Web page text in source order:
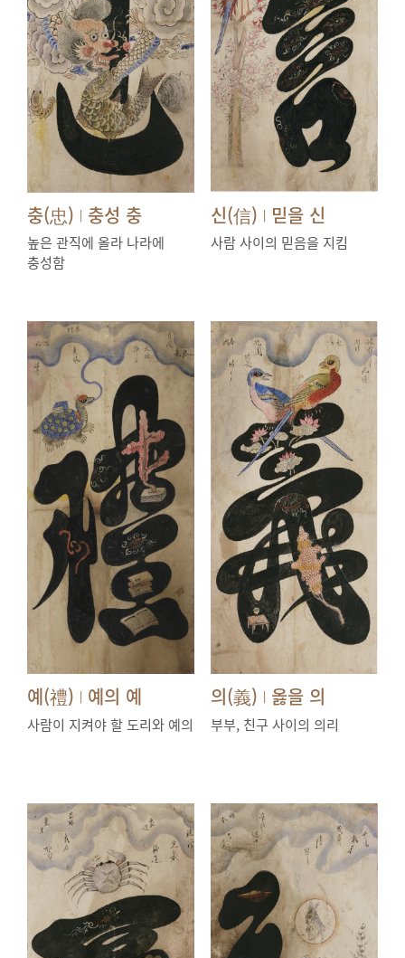
충(忠) | 충성 충
높은 관직에 올라 나라에
충성함
신(信) | 믿을 신
사람 사이의 믿음을 지킴
예(禮) | 예의 예
사람이 지켜야 할 도리와 예의
의(義) | 옳을 의
부부, 친구 사이의 의리